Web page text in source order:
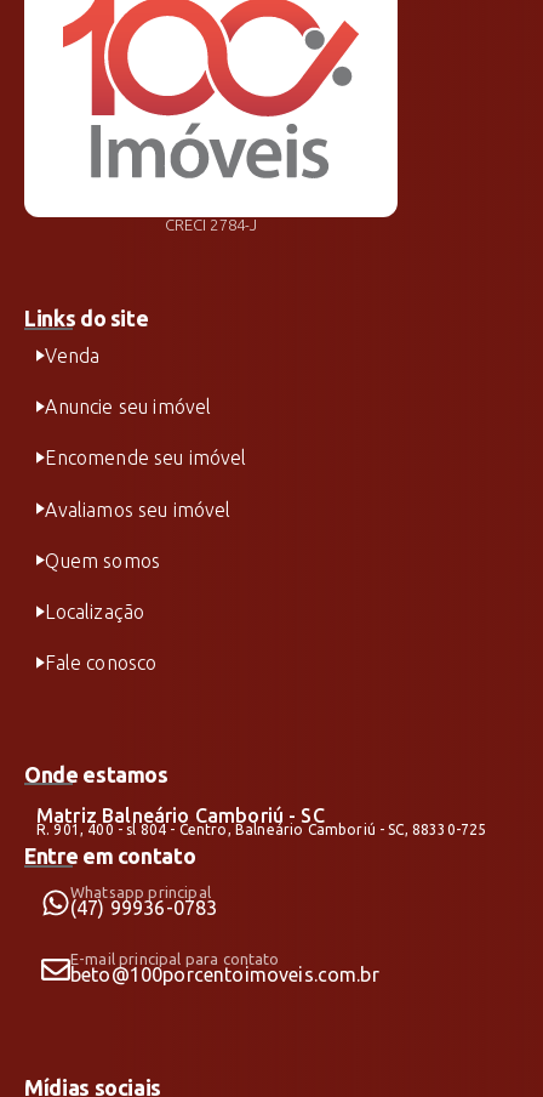
CRECI 2784-J
Links do site
Venda
Anuncie seu imóvel
Encomende seu imóvel
Avaliamos seu imóvel
Quem somos
Localização
Fale conosco
Onde estamos
Matriz Balneário Camboriú - SC
R. 901, 400 - sl 804 - Centro, Balneário Camboriú - SC, 88330-725
Entre em contato
Whatsapp principal
(47) 99936-0783
E-mail principal para contato
beto@100porcentoimoveis.com.br
Mídias sociais